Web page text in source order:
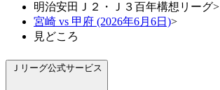
明治安田Ｊ２・Ｊ３百年構想リーグ>
宮崎 vs 甲府 (2026年6月6日)>
見どころ
Ｊリーグ公式サービス